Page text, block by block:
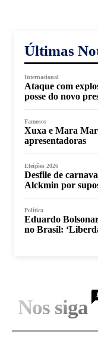
Últimas
Internacional
Ataque com
posse do novo
Famosos
Xuxa e Mara
apresentadoras
Eleições 2026
Desfile de
Alckmin por
Política
Eduardo
no Brasil:
Nos siga